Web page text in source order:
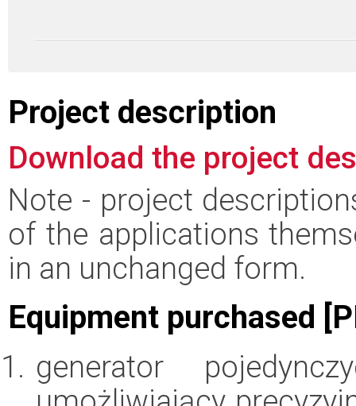
Project description
Download the project
Note - project
of the applications
in an unchanged form.
Equipment purchased
generator